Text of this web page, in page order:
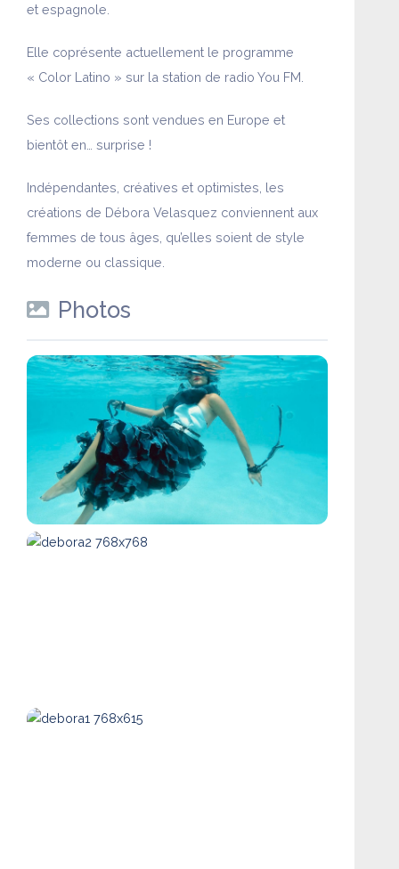
et espagnole.
Elle coprésente actuellement le programme
« Color Latino » sur la station de radio You FM.
Ses collections sont vendues en Europe et
bientôt en… surprise !
Indépendantes, créatives et optimistes, les
créations de Débora Velasquez conviennent aux
femmes de tous âges, qu’elles soient de style
moderne ou classique.
Photos